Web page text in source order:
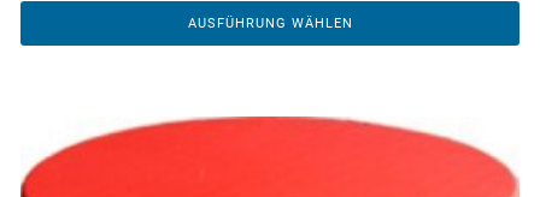
AUSFÜHRUNG WÄHLEN